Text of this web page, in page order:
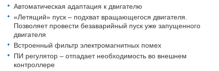
Автоматическая адаптация к двигателю
«Летящий» пуск – подхват вращающегося двигателя.
Позволяет провести безаварийный пуск уже запущенного
двигателя
Встроенный фильтр электромагнитных помех
ПИ регулятор – отпадает необходимость во внешнем
контроллере